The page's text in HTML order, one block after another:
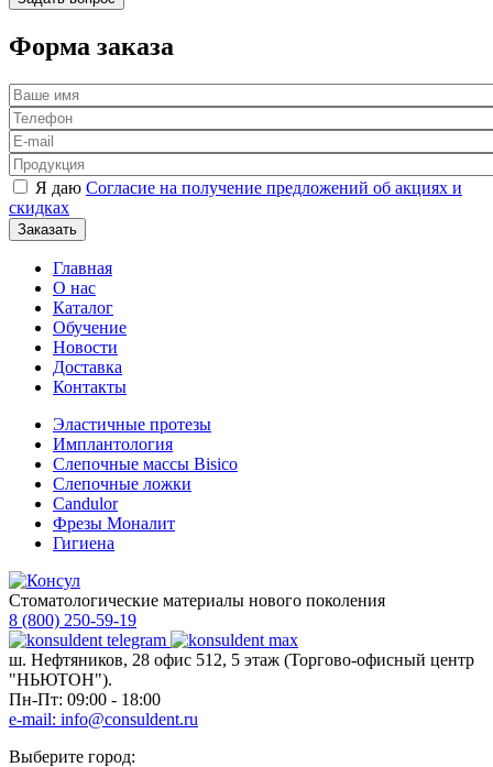
Форма заказа
Я даю Согласие на получение предложений об акциях и
скидках
Главная
О нас
Каталог
Обучение
Новости
Доставка
Контакты
Эластичные протезы
Имплантология
Слепочные массы Bisico
Слепочные ложки
Candulor
Фрезы Моналит
Гигиена
Стоматологические материалы нового поколения
8 (800) 250-59-19
ш. Нефтяников, 28 офис 512, 5 этаж (Торгово-офисный центр
"НЬЮТОН").
Пн-Пт: 09:00 - 18:00
e-mail: info@consuldent.ru
Выберите город: